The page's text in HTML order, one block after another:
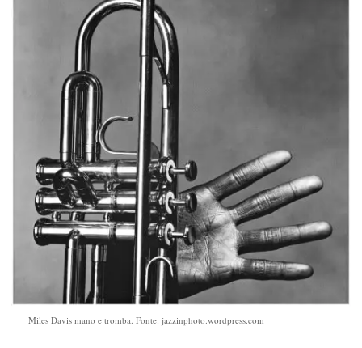
Miles Davis mano e tromba. Fonte: jazzinphoto.wordpress.com